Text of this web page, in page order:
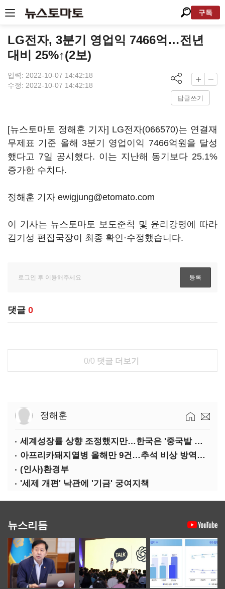
구독
LG전자, 3분기 영업익 7466억…전년
대비 25%↑(2보)
입력: 2022-10-07 14:42:18
수정: 2022-10-07 14:42:18
답글쓰기
[뉴스토마토 정해훈 기자] LG전자(066570)는 연결재
무제표 기준 올해 3분기 영업이익 7466억원을 달성
했다고 7일 공시했다. 이는 지난해 동기보다 25.1%
증가한 수치다.
정해훈 기자 ewigjung@etomato.com
이 기사는 뉴스토마토 보도준칙 및 윤리강령에 따라
김기성 편집국장이 최종 확인·수정했습니다.
댓글 0
0/0 댓글 더보기
정해훈
세계성장률 상향 조정했지만…한국은 '중국발 살얼음판'
아프리카돼지열병 올해만 9건…추석 비상 방역에 '총력'
(인사)환경부
'세제 개편' 낙관에 '기금' 궁여지책
뉴스리듬